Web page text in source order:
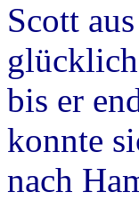
Scott
bis er
konnte
nach